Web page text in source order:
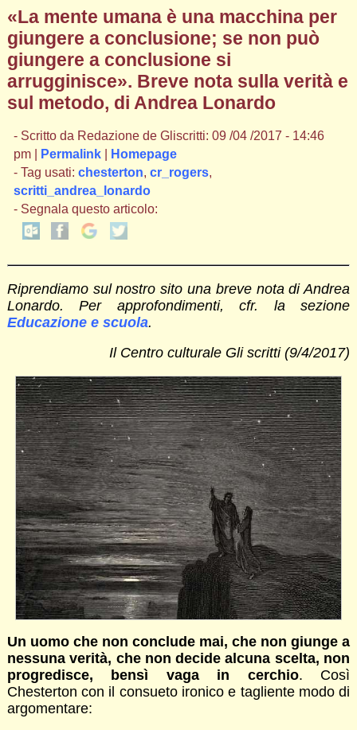
«La mente umana è una macchina per
giungere a conclusione; se non può
giungere a conclusione si
arrugginisce». Breve nota sulla verità e
sul metodo, di Andrea Lonardo
- Scritto da Redazione de Gliscritti: 09 /04 /2017 - 14:46
pm |
Permalink|
Homepage
- Tag usati: chesterton, cr_rogers,
scritti_andrea_lonardo
- Segnala questo articolo:
Riprendiamo sul nostro sito una breve nota di Andrea
Lonardo. Per approfondimenti, cfr. la sezione
Educazione e scuola.
Il Centro culturale Gli scritti (9/4/2017)
Un uomo che non conclude mai, che non giunge a
nessuna verità, che non decide alcuna scelta, non
progredisce, bensì vaga in cerchio. Così
Chesterton con il consueto ironico e tagliente modo di
argomentare: